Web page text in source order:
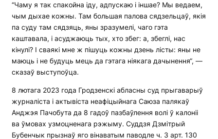
“Чаму я так спакойна іду, адпускаю і іншае? Мы ведаем,
чым дыхае кожны. Там большая палова сядзельцаў, якія
па суду там сядзяць, яны зразумелі, чаго гэта
каштавала, і асуджаюць тых, хто збег: а, збеглі, нас
кінулі? І сваякі мне ж пішуць кожны дзень лісты: яны не
маюць і не будуць мець да гэтага ніякага дачынення“, —
сказаў выступоўца.
8 лютага 2023 года Гродзенскі абласны суд прыгаварыў
журналіста і актывіста неафіцыйнага Саюза палякаў
Анджэя Пачобута да 8 гадоў пазбаўлення волі ў калоніі
ва ўмовах узмоцненага рэжыму. Суддзя Дзмітрый
Бубенчык прызнаў яго вінаватым паводле ч. 3 арт. 130